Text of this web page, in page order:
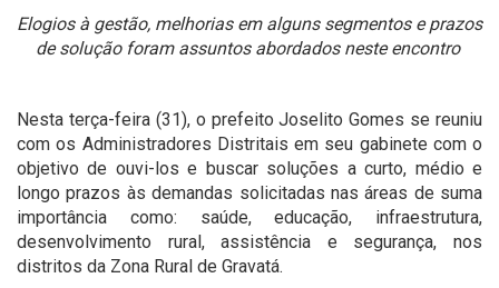
Elogios à gestão, melhorias em alguns segmentos e prazos
de solução foram assuntos abordados neste encontro
Nesta terça-feira (31), o prefeito Joselito Gomes se reuniu
com os Administradores Distritais em seu gabinete com o
objetivo de ouvi-los e buscar soluções a curto, médio e
longo prazos às demandas solicitadas nas áreas de suma
importância como: saúde, educação, infraestrutura,
desenvolvimento rural, assistência e segurança, nos
distritos da Zona Rural de Gravatá.